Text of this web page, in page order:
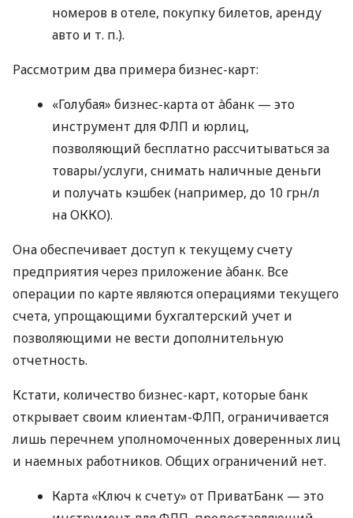
номеров в отеле, покупку билетов, аренду
авто и т. п.).
Рассмотрим два примера бизнес-карт:
«Голубая» бизнес-карта от àбанк — это
инструмент для ФЛП и юрлиц,
позволяющий бесплатно рассчитываться за
товары/услуги, снимать наличные деньги
и получать кэшбек (например, до 10 грн/л
на ОККО).
Она обеспечивает доступ к текущему счету
предприятия через приложение àбанк. Все
операции по карте являются операциями текущего
счета, упрощающими бухгалтерский учет и
позволяющими не вести дополнительную
отчетность.
Кстати, количество бизнес-карт, которые банк
открывает своим клиентам-ФЛП, ограничивается
лишь перечнем уполномоченных доверенных лиц
и наемных работников. Общих ограничений нет.
Карта «Ключ к счету» от ПриватБанк — это